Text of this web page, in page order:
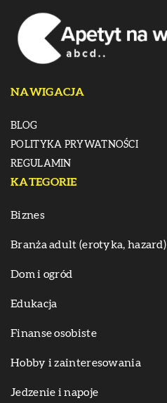
NAWIGACJA
BLOG
POLITYKA PRYWATNOŚCI
REGULAMIN
KATEGORIE
Biznes
Branża adult (erotyka, hazard)
Dom i ogród
Edukacja
Finanse osobiste
Hobby i zainteresowania
Jedzenie i napoje